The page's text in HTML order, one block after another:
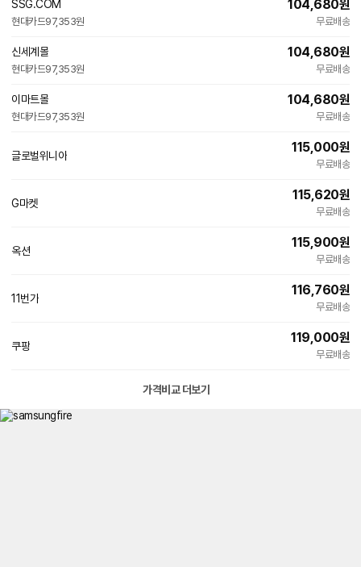
SSG.COM
현대카드97,353원
104,680원
무료배송
신세계몰
현대카드97,353원
104,680원
무료배송
이마트몰
현대카드97,353원
104,680원
무료배송
글로벌위니아
115,000원
무료배송
G마켓
115,620원
무료배송
옥션
115,900원
무료배송
11번가
116,760원
무료배송
쿠팡
119,000원
무료배송
가격비교 더보기